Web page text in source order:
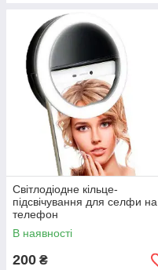
Світлодіодне кільце-
підсвічування для селфи на
телефон
В наявності
200 ₴